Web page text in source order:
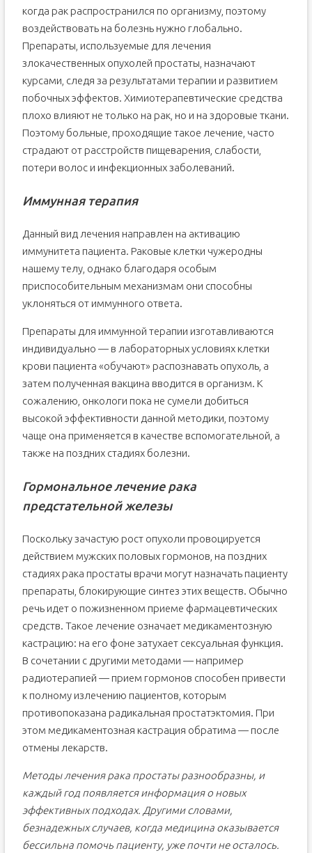
когда рак распространился по организму, поэтому
воздействовать на болезнь нужно глобально.
Препараты, используемые для лечения
злокачественных опухолей простаты, назначают
курсами, следя за результатами терапии и развитием
побочных эффектов. Химиотерапевтические средства
плохо влияют не только на рак, но и на здоровые ткани.
Поэтому больные, проходящие такое лечение, часто
страдают от расстройств пищеварения, слабости,
потери волос и инфекционных заболеваний.
Иммунная терапия
Данный вид лечения направлен на активацию
иммунитета пациента. Раковые клетки чужеродны
нашему телу, однако благодаря особым
приспособительным механизмам они способны
уклоняться от иммунного ответа.
Препараты для иммунной терапии изготавливаются
индивидуально — в лабораторных условиях клетки
крови пациента «обучают» распознавать опухоль, а
затем полученная вакцина вводится в организм. К
сожалению, онкологи пока не сумели добиться
высокой эффективности данной методики, поэтому
чаще она применяется в качестве вспомогательной, а
также на поздних стадиях болезни.
Гормональное лечение рака
предстательной железы
Поскольку зачастую рост опухоли провоцируется
действием мужских половых гормонов, на поздних
стадиях рака простаты врачи могут назначать пациенту
препараты, блокирующие синтез этих веществ. Обычно
речь идет о пожизненном приеме фармацевтических
средств. Такое лечение означает медикаментозную
кастрацию: на его фоне затухает сексуальная функция.
В сочетании с другими методами — например
радиотерапией — прием гормонов способен привести
к полному излечению пациентов, которым
противопоказана радикальная простатэктомия. При
этом медикаментозная кастрация обратима — после
отмены лекарств.
Методы лечения рака простаты разнообразны, и
каждый год появляется информация о новых
эффективных подходах. Другими словами,
безнадежных случаев, когда медицина оказывается
бессильна помочь пациенту, уже почти не осталось.